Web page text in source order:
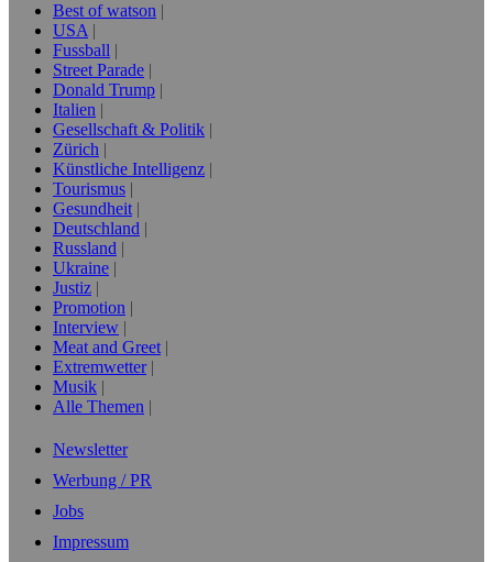
Best of watson
USA
Fussball
Street Parade
Donald Trump
Italien
Gesellschaft & Politik
Zürich
Künstliche Intelligenz
Tourismus
Gesundheit
Deutschland
Russland
Ukraine
Justiz
Promotion
Interview
Meat and Greet
Extremwetter
Musik
Alle Themen
Newsletter
Werbung / PR
Jobs
Impressum